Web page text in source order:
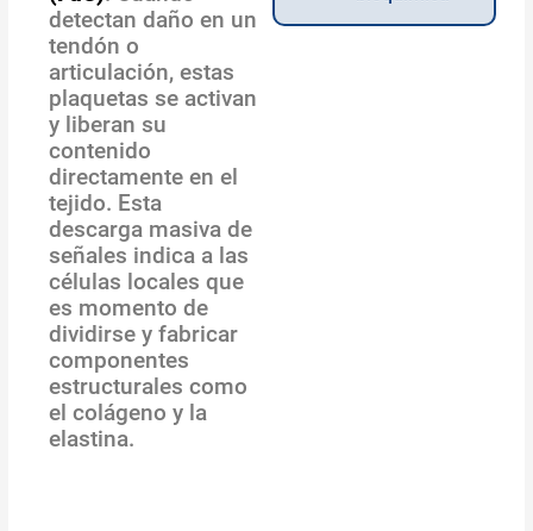
detectan daño en un
tendón o
articulación, estas
plaquetas se activan
y liberan su
contenido
directamente en el
tejido. Esta
descarga masiva de
señales indica a las
células locales que
es momento de
dividirse y fabricar
componentes
estructurales como
el colágeno y la
elastina.